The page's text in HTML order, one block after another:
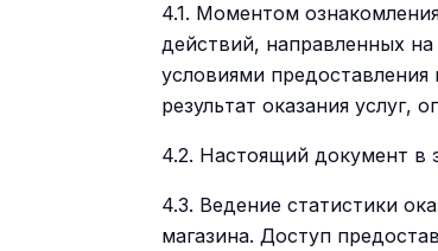
4.1. Моментом
действий, направленных
условиями
результат оказания услуг,
4.2. Настоящий документ в
4.3. Ведение статистики
магазина. Доступ